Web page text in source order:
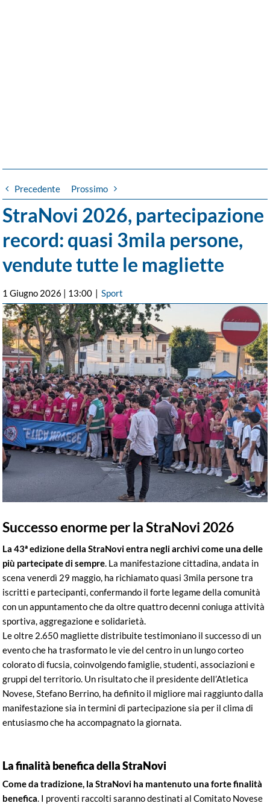
Precedente Prossimo
StraNovi 2026, partecipazione
record: quasi 3mila persone,
vendute tutte le magliette
1 Giugno 2026 | 13:00 | Sport
Ingrandisci
immagine
Successo enorme per la StraNovi 2026
La 43ª edizione della StraNovi entra negli archivi come una delle
più partecipate di sempre . La manifestazione cittadina, andata in
scena venerdì 29 maggio, ha richiamato quasi 3mila persone tra
iscritti e partecipanti, confermando il forte legame della comunità
con un appuntamento che da oltre quattro decenni coniuga attività
sportiva, aggregazione e solidarietà.
Le oltre 2.650 magliette distribuite testimoniano il successo di un
evento che ha trasformato le vie del centro in un lungo corteo
colorato di fucsia, coinvolgendo famiglie, studenti, associazioni e
gruppi del territorio. Un risultato che il presidente dell’Atletica
Novese, Stefano Berrino, ha definito il migliore mai raggiunto dalla
manifestazione sia in termini di partecipazione sia per il clima di
entusiasmo che ha accompagnato la giornata.
La finalità benefica della StraNovi
Come da tradizione, la StraNovi ha mantenuto una forte finalità
benefica . I proventi raccolti saranno destinati al Comitato Novese